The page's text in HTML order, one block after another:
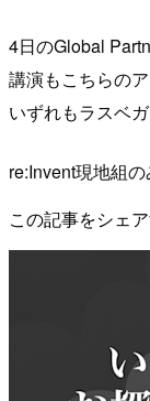
4日のGlobal
講演もこちらの
いずれもラスベ
re:Invent現地組
この記事をシェ